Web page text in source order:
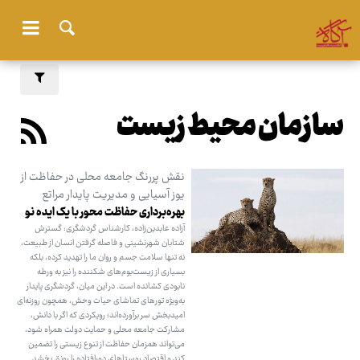
سازمان محیط زیست
نقش پررنگ جامعه محلی در حفاظت از
یوز آسیایی و مدیریت پایدار مراتع
بهره‌برداری حفاظت محور با یک ایده نو
آزاده عابدین‌زاده، کارشناس گردشگری: گسترش
شتابان شهرنشینی و فاصله ‌گرفتن انسان از طبیعت،
نه تنها سلامت جسم و روان ما را تهدید کرده، بلکه
بسیاری از زیست‌بوم‌های شکننده را نیز به ورطه
نابودی کشانده است. در این میان، گردشگری پایدار
به‌ویژه تورهای تماشای حیات وحش، همچون روزنه‌ای
امیدبخش سر برآورده‌اند؛ رویکردی که اگر با دانش،
مشارکت جامعه محلی و حمایت دولت همراه شود،
می‌تواند همزمان حفاظت از تنوع زیستی را تضمین